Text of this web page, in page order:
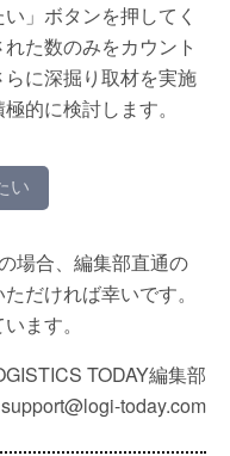
」ボタンを押してく
た数のみをカウント
に深掘り取材を実施
的に検討します。
い
場合、編集部直通の
だければ幸いです。
ます。
TODAY編集部
today.com